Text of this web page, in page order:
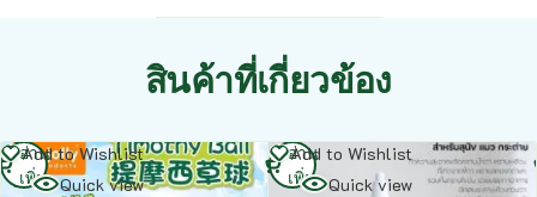
สินค้าที่เกี่ยวข้อง
Add to Wishlist
Quick view
อ่าน
เพิ่ม
Add to Wishlist
Quick view
อ่าน
เพิ่ม